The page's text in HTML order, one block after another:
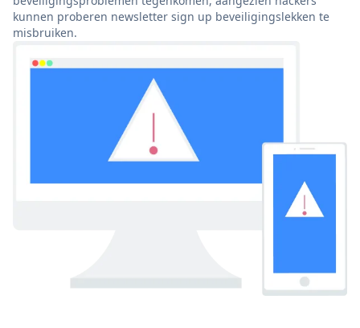
kunnen proberen newsletter sign up beveiligingslekken te
misbruiken.